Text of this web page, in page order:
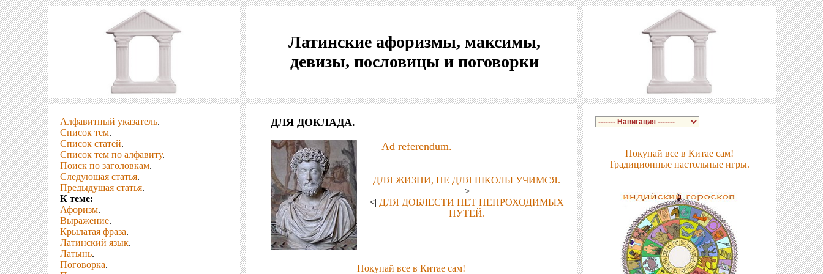
Латинские афоризмы, максимы,
девизы, пословицы и поговорки
Алфавитный указатель.
Список тем.
Список статей.
Список тем по алфавиту.
Поиск по заголовкам.
Следующая статья.
Предыдущая статья.
К теме:
Афоризм.
Выражение.
Крылатая фраза.
Латинский язык.
Латынь.
Поговорка.
ДЛЯ ДОКЛАДА.
Ad referendum.
ДЛЯ ЖИЗНИ, НЕ ДЛЯ ШКОЛЫ УЧИМСЯ.
|>
<| ДЛЯ ДОБЛЕСТИ НЕТ НЕПРОХОДИМЫХ
ПУТЕЙ.
Покупай все в Китае сам!
Покупай все в Китае сам!
Традиционные настольные игры.